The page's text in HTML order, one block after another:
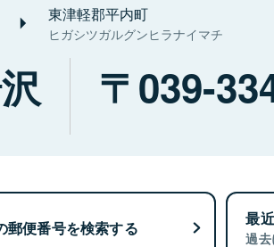
東津軽郡平内町
ヒガシツガルグンヒラナイマチ
039-
郵便番号を検索する 最
過去